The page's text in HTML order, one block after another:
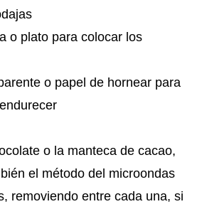
o plato para colocar los
o papel de hornear para
o la manteca de cacao,
el método del microondas
removiendo entre cada una, si